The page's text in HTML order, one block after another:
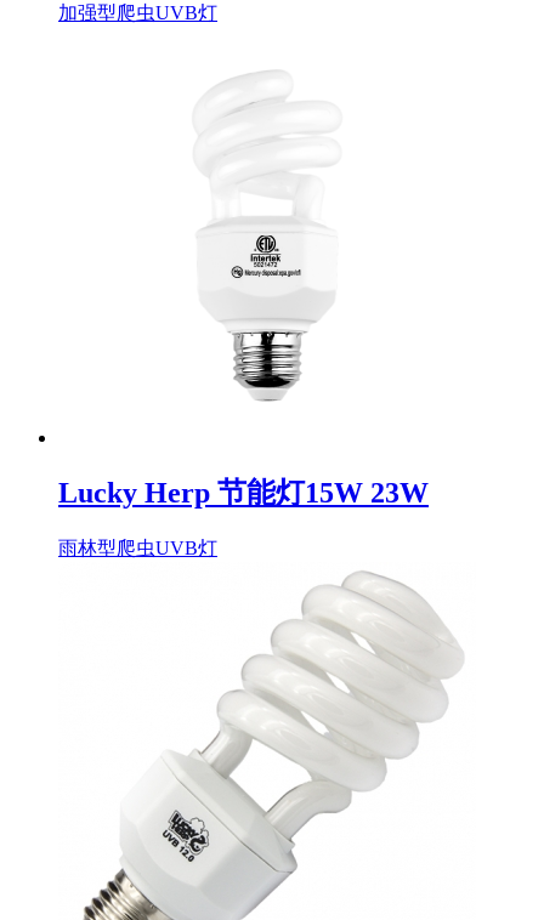
加强型爬虫UVB灯
Lucky Herp 节能灯15W 23W
雨林型爬虫UVB灯